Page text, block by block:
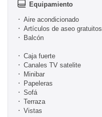
Equipamiento
Aire acondicionado
Artículos de aseo gratuitos
Balcón
Caja fuerte
Canales TV satelite
Minibar
Papeleras
Sofá
Terraza
Vistas